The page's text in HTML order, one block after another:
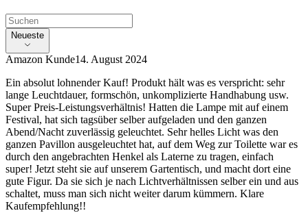
Neueste
Amazon Kunde14. August 2024
Ein absolut lohnender Kauf! Produkt hält was es verspricht: sehr
lange Leuchtdauer, formschön, unkomplizierte Handhabung usw.
Super Preis-Leistungsverhältnis! Hatten die Lampe mit auf einem
Festival, hat sich tagsüber selber aufgeladen und den ganzen
Abend/Nacht zuverlässig geleuchtet. Sehr helles Licht was den
ganzen Pavillon ausgeleuchtet hat, auf dem Weg zur Toilette war es
durch den angebrachten Henkel als Laterne zu tragen, einfach
super! Jetzt steht sie auf unserem Gartentisch, und macht dort eine
gute Figur. Da sie sich je nach Lichtverhältnissen selber ein und aus
schaltet, muss man sich nicht weiter darum kümmern. Klare
Kaufempfehlung!!